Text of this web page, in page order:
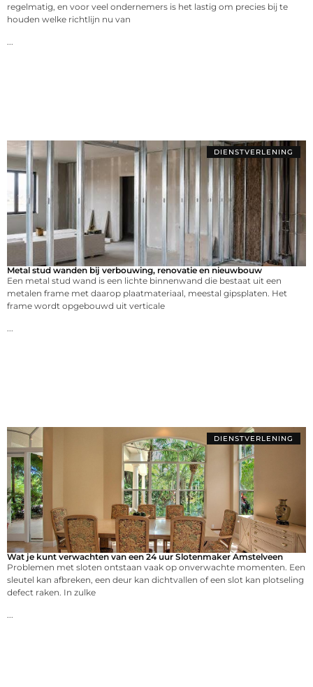
regelmatig, en voor veel ondernemers is het lastig om precies bij te
houden welke richtlijn nu van
...
DIENSTVERLENING
Metal stud wanden bij verbouwing, renovatie en nieuwbouw
Een metal stud wand is een lichte binnenwand die bestaat uit een
metalen frame met daarop plaatmateriaal, meestal gipsplaten. Het
frame wordt opgebouwd uit verticale
...
DIENSTVERLENING
Wat je kunt verwachten van een 24 uur Slotenmaker Amstelveen
Problemen met sloten ontstaan vaak op onverwachte momenten. Een
sleutel kan afbreken, een deur kan dichtvallen of een slot kan plotseling
defect raken. In zulke
...